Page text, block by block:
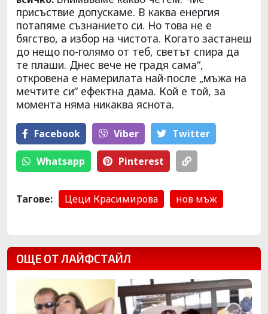
присъствие допускаме. В каква енергия
потапяме съзнанието си. Но това не е
бягство, а избор на чистота. Когато застанеш
до нещо по-голямо от теб, светът спира да
те плаши. Днес вече не градя сама“,
откровена е намерилата най-после „мъжа на
мечтите си“ ефектна дама. Кой е той, за
момента няма никаква яснота.
Facebook Viber Тwitter
Whatsapp Pinterest
Тагове: Цеци Красимирова нов мъж
ОЩЕ ОТ ЛАЙФСТАЙЛ